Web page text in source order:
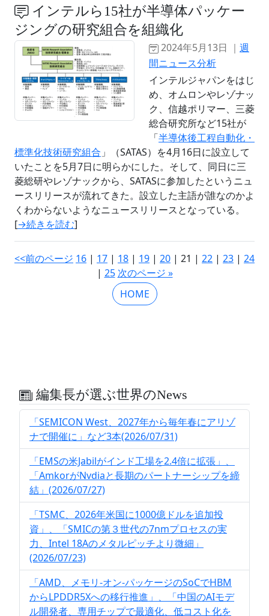
インテルら15社が半導体パッケー
ジングの研究組合を組織化
2024年5月13日 ｜ 週
間ニュース分析
インテルジャパンをはじ
め、オムロンやレゾナッ
ク、信越ポリマー、三菱
総合研究所など15社が
「半導体後工程自動化・
標準化技術研究組合 」（SATAS）を4月16日に設立して
いたことを5月7日に明らかにした。そして、同日に三
菱総研やレゾナックから、SATASに参加したというニュ
ースリリースが流れてきた。設立した主語が誰なのかよ
くわからないようなニュースリリースとなっている。
[→続きを読む]
<<前のページ 16 | 17 | 18 | 19 | 20 | 21 | 22 | 23 | 24
| 25 次のページ »
HOME
編集長が選ぶ世界のNews
「SEMICON West、2027年から毎年春にアリゾ
ナで開催に」など3本(2026/07/31)
「EMSの米Jabilがインド工場を2.4倍に拡張」、
「AmkorがNvdiaと長期のパートナーシップを締
結」(2026/07/27)
「TSMC、2026年米国に1000億ドルを追加投
資」、「SMICの第３世代の7nmプロセスの実
力、Intel 18Aのメタルピッチより微細」
(2026/07/23)
「AMD、メモリ-オン-パッケージのSoCでHBM
からLPDDR5Xへの移行推進」、「中国のAIモデ
ル開発者、専用チップで最適化、低コスト化を